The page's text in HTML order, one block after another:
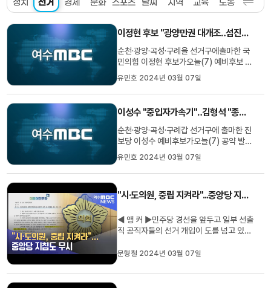
정치 선거 경제 문화 스포츠 날씨 지역 교육 노동 환경
이정현 후보 "광양만권 대개조‥섬진강 기적 만들 것"
순천·광양·곡성·구례을 선거구에출마한 국
민의힘 이정현 후보가오늘(7) 예비후보 등
록을 마치고광양만권 관련 공약을 발표했
습니다. 이 후보는 광양에 이차전지 특구를
조성하고광양만권 국가산단을 수소와 디지
적인 투자 유치로광양의 1인당 GDP 5만
달러 시대를 열겠다고 강조했...
유민호 2024년 03월 07일
이성수 "중입자가속기"‥김형석 "종합병원" 유치 공약
순천·광양·곡성·구례갑 선거구에 출마한 진
보당 이성수 예비후보가오늘(7) 공약 발표
회를 열고중입자가속기 유치 등 지역 발전
공약을 공개했습니다. 이 후보는 중입자가
속기로 의료서비스 거점도시 순천을 만들
가 필요하다고 강조했습니다. 또, 국제생태
유민호 2024년 03월 07일
"시·도의원, 중립 지켜라"...중앙당 지침도 무시
◀ 앵 커 ▶민주당 경선을 앞두고 일부 선출
직 공직자들의 선거 개입이 도를 넘고 있습
지침을 정면으로 위반하며김회재 의원을
로 보입니다. 문형철 기자입니다. ◀ 리포트
문형철 2024년 03월 07일